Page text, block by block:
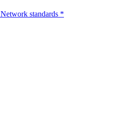
Network standards *